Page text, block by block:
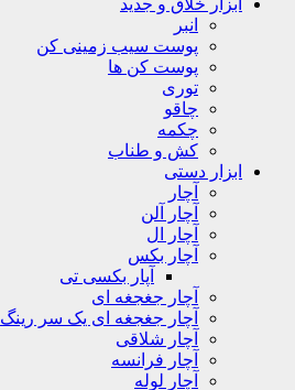
ابزار خلاق و جدید
انبر
پوست سیب زمینی کن
پوست کن ها
توری
چاقو
چکمه
کش و طناب
ابزار دستی
آچار
آچار آلن
آچار ال
آچار بکس
آپار بکسی تی
آچار جغجغه ای
آچار جغجغه ای یک سر رینگ
آچار شلاقی
آچار فرانسه
آچار لوله